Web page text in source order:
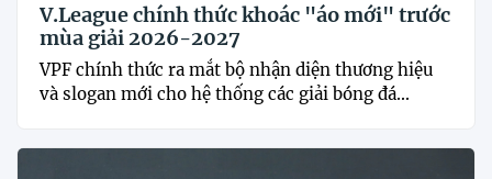
V.League chính thức khoác "áo mới" trước
mùa giải 2026-2027
VPF chính thức ra mắt bộ nhận diện thương hiệu
và slogan mới cho hệ thống các giải bóng đá...